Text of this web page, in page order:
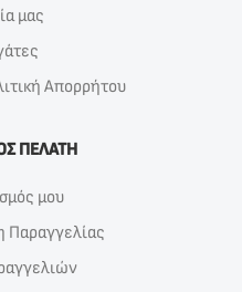
μας
Απορρήτου
ΠΕΛΑΤΗ
μου
Παραγγελίας